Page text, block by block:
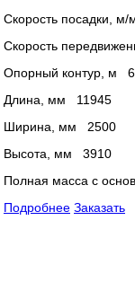
Скорость посадки,
Скорость
Опорный контур, м
Длина, мм 11945
Ширина, мм 2500
Высота, мм 3910
Полная масса с
Подробнее Заказать